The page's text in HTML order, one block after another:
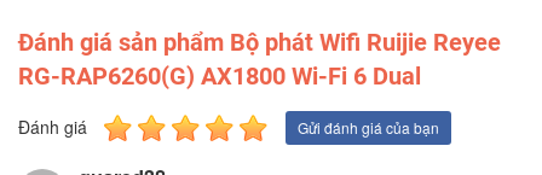
Đánh giá sản phẩm Bộ phát Wifi Ruijie Reyee
RG-RAP6260(G) AX1800 Wi-Fi 6 Dual
Đánh giá Gửi đánh giá của bạn